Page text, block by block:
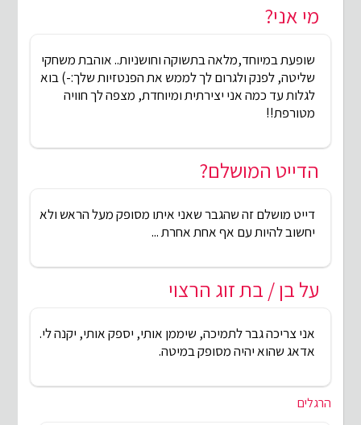
מי אני?
שופעת במיוחד,מלאה בתשוקה וחושניות.. אוהבת משחקי
שליטה, לפנק ולגרום לך לממש את הפנטזיות שלך:-) בוא
לגלות עד כמה אני יצירתית ומיוחדת, מצפה לך חוויה
מטורפת!!
הדייט המושלם?
דייט מושלם זה שהגבר שאני איתו מסופק מעל הראש ולא
יחשוב להיות עם אף אחת אחרת ...
על בן / בת זוג הרצוי
אני צריכה גבר לתמיכה, שיממן אותי, יספק אותי, יקנה לי.
אדאג שהוא יהיה מסופק במיטה.
הרגלים